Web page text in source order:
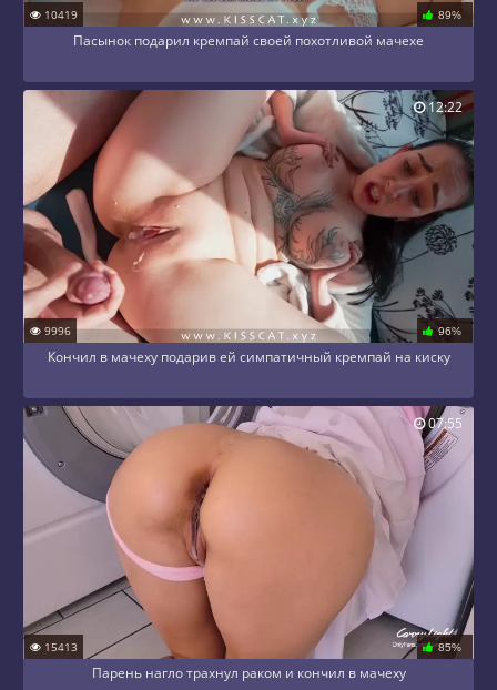
10419 89%
Пасынок подарил кремпай своей похотливой мачехе
9996 96%
Кончил в мачеху подарив ей симпатичный кремпай на киску
12:22
15413 85%
Парень нагло трахнул раком и кончил в мачеху
07:55